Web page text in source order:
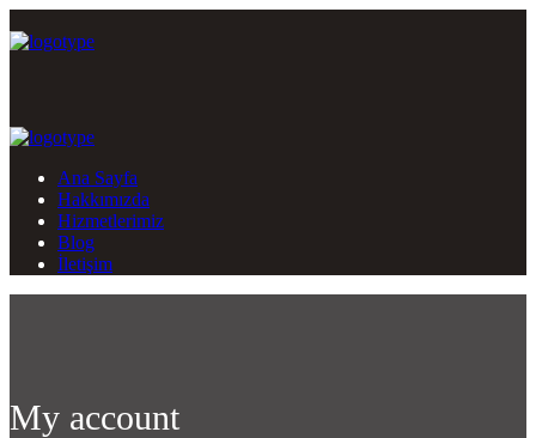
Ana Sayfa
Hakkımızda
Hizmetlerimiz
Blog
İletişim
My account